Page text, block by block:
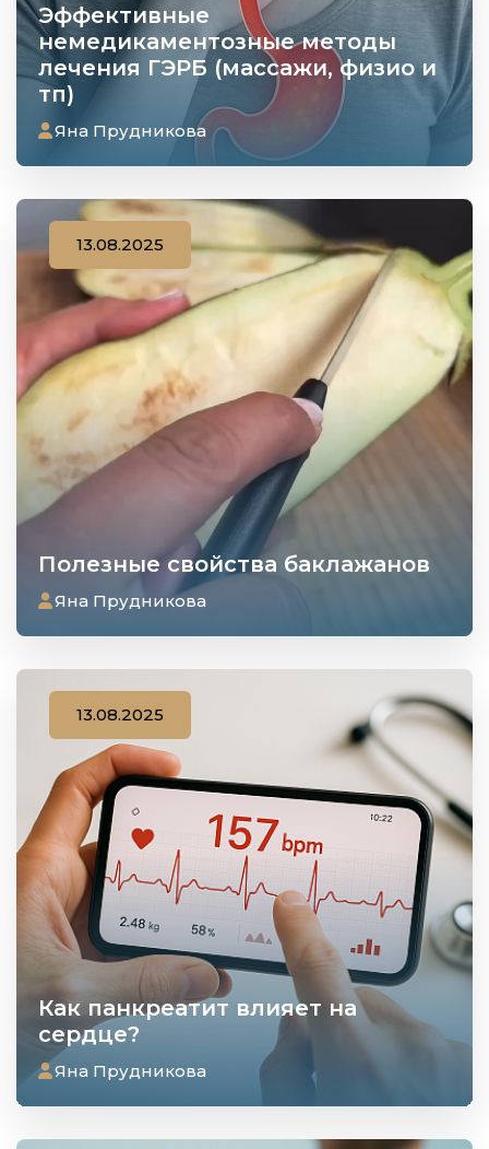
Эффективные
немедикаментозные методы
лечения ГЭРБ (массажи, физио и
тп)
Яна Прудникова
Полезные свойства баклажанов
13.08.2025
Яна Прудникова
Как панкреатит влияет на
сердце?
13.08.2025
Яна Прудникова